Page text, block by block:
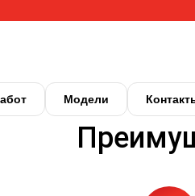
Модели